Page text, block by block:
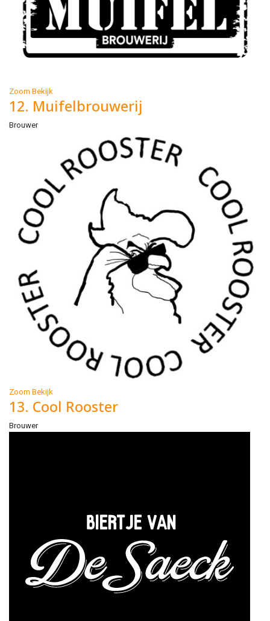
Zoom Bekijk
12. Muifelbrouwerij
Brouwer
Zoom Bekijk
13. Cool Rooster
Brouwer